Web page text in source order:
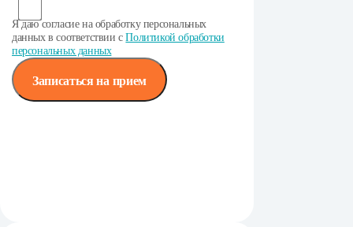
Я даю согласие на обработку персональных
данных в соответствии сПолитикой обработки
персональных данных
Записаться на прием